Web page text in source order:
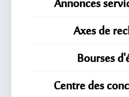
Annonces
Axes de
Bourses
Centre des